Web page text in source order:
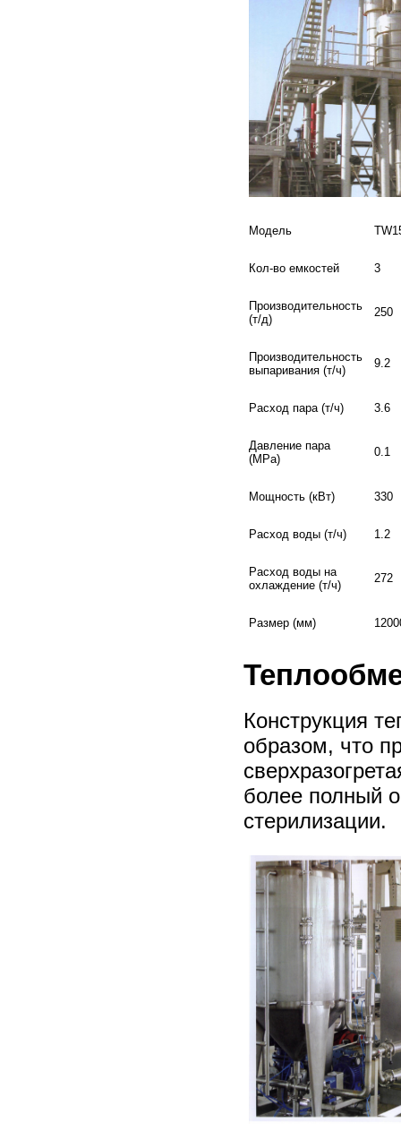
Модель
Кол-во емкостей 3
Производительность
(т/д)
250
Производительность
выпаривания (т/ч)
9.2
Расход пара (т/ч) 3.6
Давление пара
(MPa)
0.1
Мощность (кВт) 330
Расход воды (т/ч) 1.2
Расход воды на
охлаждение (т/ч)
272
Размер (мм)
Конструкция
образом, что
более полный
стерилизации.